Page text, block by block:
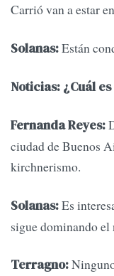
Carrió van a estar
Solanas:Están
Noticias: ¿Cuál
Fernanda Reyes:
ciudad de Buenos
kirchnerismo.
Solanas:Es
sigue dominando
Terragno: